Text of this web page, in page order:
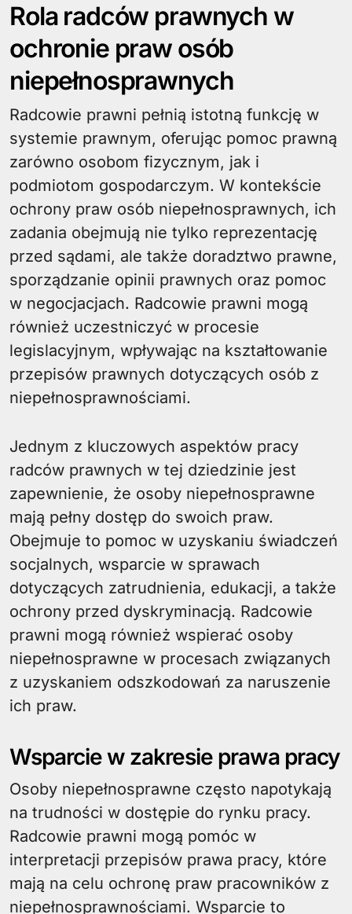
Rola radców prawnych w
ochronie praw osób
niepełnosprawnych
Radcowie prawni pełnią istotną funkcję w
systemie prawnym, oferując pomoc prawną
zarówno osobom fizycznym, jak i
podmiotom gospodarczym. W kontekście
ochrony praw osób niepełnosprawnych, ich
zadania obejmują nie tylko reprezentację
przed sądami, ale także doradztwo prawne,
sporządzanie opinii prawnych oraz pomoc
w negocjacjach. Radcowie prawni mogą
również uczestniczyć w procesie
legislacyjnym, wpływając na kształtowanie
przepisów prawnych dotyczących osób z
niepełnosprawnościami.
Jednym z kluczowych aspektów pracy
radców prawnych w tej dziedzinie jest
zapewnienie, że osoby niepełnosprawne
mają pełny dostęp do swoich praw.
Obejmuje to pomoc w uzyskaniu świadczeń
socjalnych, wsparcie w sprawach
dotyczących zatrudnienia, edukacji, a także
ochrony przed dyskryminacją. Radcowie
prawni mogą również wspierać osoby
niepełnosprawne w procesach związanych
z uzyskaniem odszkodowań za naruszenie
ich praw.
Wsparcie w zakresie prawa pracy
Osoby niepełnosprawne często napotykają
na trudności w dostępie do rynku pracy.
Radcowie prawni mogą pomóc w
interpretacji przepisów prawa pracy, które
mają na celu ochronę praw pracowników z
niepełnosprawnościami. Wsparcie to